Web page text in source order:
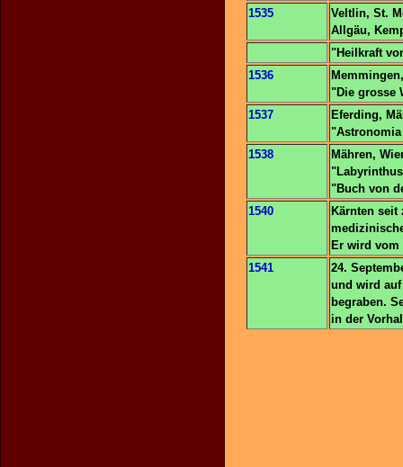
1535
Veltlin, St.
Allgäu,
"Heilkraft
1536
"Die grosse
1537
Eferding,
1538
Mähren,
"Buch von
1540
Kärnten
Er wird
1541
24.
und wird
begraben.
in der